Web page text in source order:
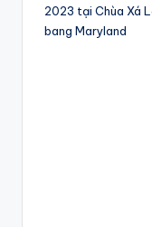
2023 tại Chùa Xá
bang Maryland